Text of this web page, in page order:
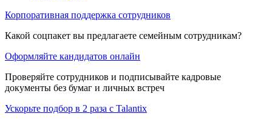
Корпоративная поддержка сотрудников
Какой соцпакет вы предлагаете семейным сотрудникам?
Оформляйте кандидатов онлайн
Проверяйте сотрудников и подписывайте кадровые
документы без бумаг и личных встреч
Ускорьте подбор в 2 раза с Talantix